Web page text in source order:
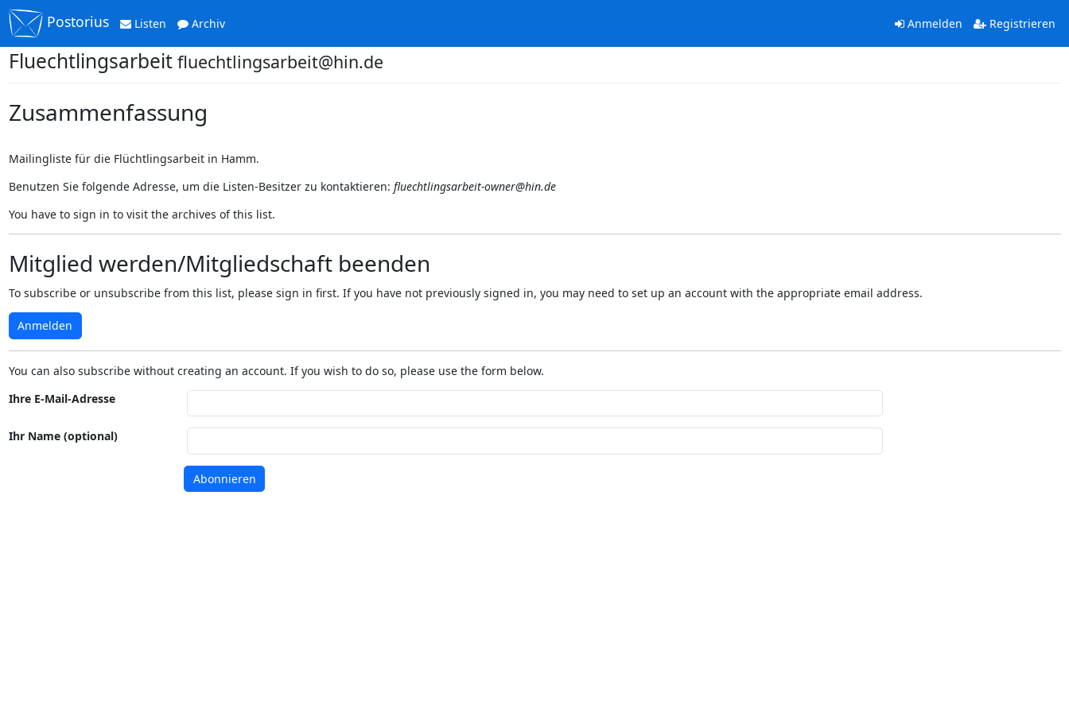
Postorius Listen Archiv Anmelden Registrieren
Fluechtlingsarbeit fluechtlingsarbeit@hin.de
Zusammenfassung
Mailingliste für die Flüchtlingsarbeit in Hamm.
Benutzen Sie folgende Adresse, um die Listen-Besitzer zu kontaktieren: fluechtlingsarbeit-owner@hin.de
You have to sign in to visit the archives of this list.
Mitglied werden/Mitgliedschaft beenden
To subscribe or unsubscribe from this list, please sign in first. If you have not previously signed in, you may need to set up an account with the appropriate email address.
Anmelden
You can also subscribe without creating an account. If you wish to do so, please use the form below.
Ihre E-Mail-Adresse
Ihr Name (optional)
Abonnieren